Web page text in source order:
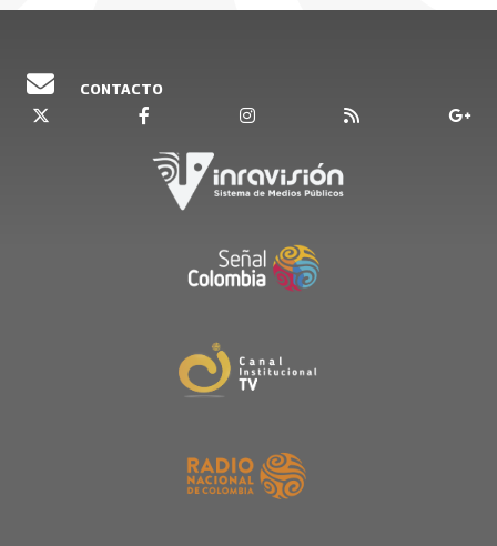
CONTACTO